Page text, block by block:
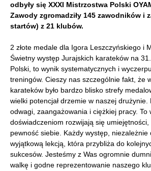
odbyły się XXXI Mistrzostwa Polski
Zawody zgromadziły 145 zawodników i
startów) z 21 klubów.
2 złote medale dla Igora Leszczyńskiego i
Świetny występ Jurajskich karateków na
Polski, to wynik systematycznych i
treningów. Cieszy nas szczególnie fakt, że
karateków było bardzo blisko strefy
wielki potencjał drzemie w naszej
odwagi, zaangażowania i ciężkiej pracy. To
doświadczeniom rozwijają się
pewność siebie. Każdy występ, niezależnie
wyjątkową lekcją, która przybliża do
sukcesów. Jesteśmy z Was ogromnie
walkę i godne reprezentowanie naszego